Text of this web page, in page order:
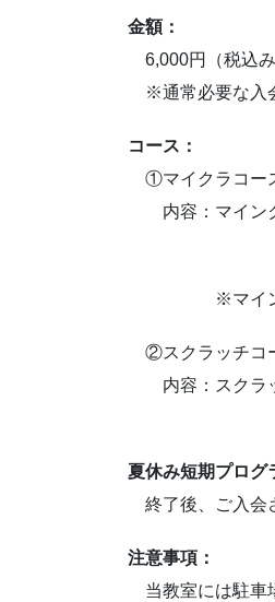
金額：
6,000円（税込み
※通常必要な入
コース：
①マイクラコー
内容：マインク
※マインクラ
②スクラッチ
内容：スクラッ
夏休み短期プログ
終了後、ご入会
注意事項：
当教室には駐車